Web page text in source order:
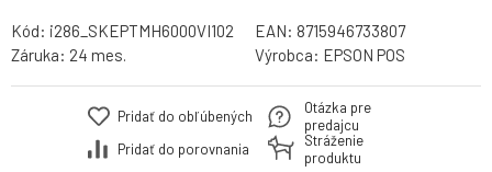
Kód: i286_SKEPTMH6000VI102 EAN: 8715946733807
Záruka: 24 mes. Výrobca: EPSON POS
Pridať do obľúbených
Pridať do porovnania
Otázka pre
predajcu
Stráženie
produktu